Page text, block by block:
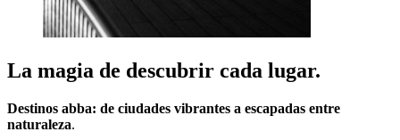
La magia de descubrir cada lugar.
Destinos abba: de ciudades vibrantes a escapadas entre
naturaleza.